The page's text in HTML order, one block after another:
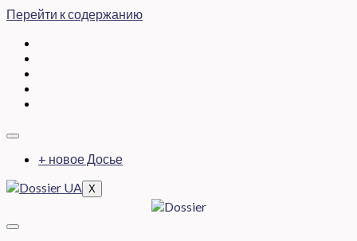
Перейти к содержанию
+ новое Досье
X